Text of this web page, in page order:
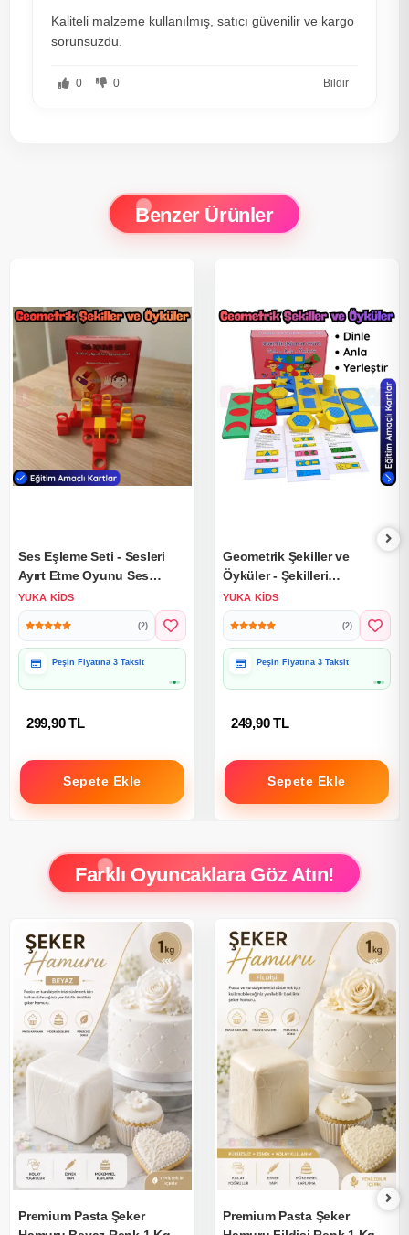
Kaliteli malzeme kullanılmış, satıcı güvenilir ve kargo
sorunsuzdu.
0 0 Bildir
Benzer Ürünler
Ses Eşleme Seti - Sesleri
Ayırt Etme Oyunu Ses
Oyunu - Konuşma Etkinliği
Otizim Kartları
YUKA KIDS
(2)
Hediye Paketine Uygun
299,90 TL
Sepete Ekle
Geometrik Şekiller ve
Öyküler - Şekilleri
Tamamlama Oyunu -
Konuşma Etkinliği Otizim
Kartları
YUKA KIDS
(2)
Hediye Paketine Uygun
249,90 TL
Sepete Ekle
Farklı Oyuncaklara Göz Atın!
Premium Pasta Şeker
Premium Pasta Şeker